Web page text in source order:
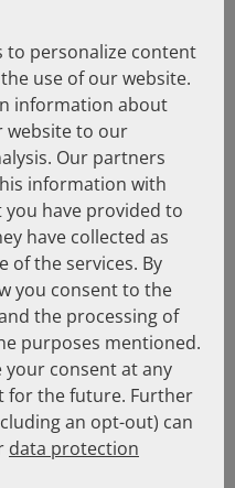
The Month
to personalize content
use of our website.
information about
website to our
Our partners
information with
have provided to
have collected as
of the services. By
you consent to the
the processing of
purposes mentioned.
your consent at any
for the future. Further
an opt-out) can
data protection